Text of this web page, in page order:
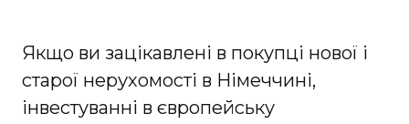
Якщо ви зацікавлені в покупці нової і
старої нерухомості в Німеччині,
інвестуванні в європейську